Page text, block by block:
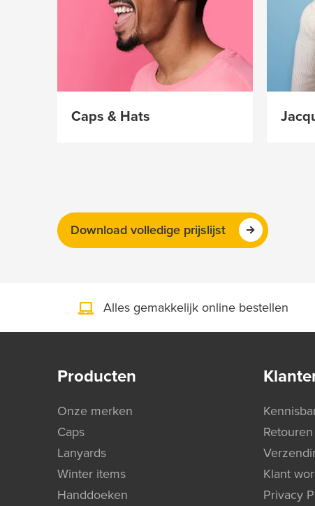
Caps & Hats
Download volledige prijslijst
Alles gemakkelijk online bestellen
Producten
Onze merken
Caps
Lanyards
Winter items
Handdoeken
Retouren
Klant
Privacy